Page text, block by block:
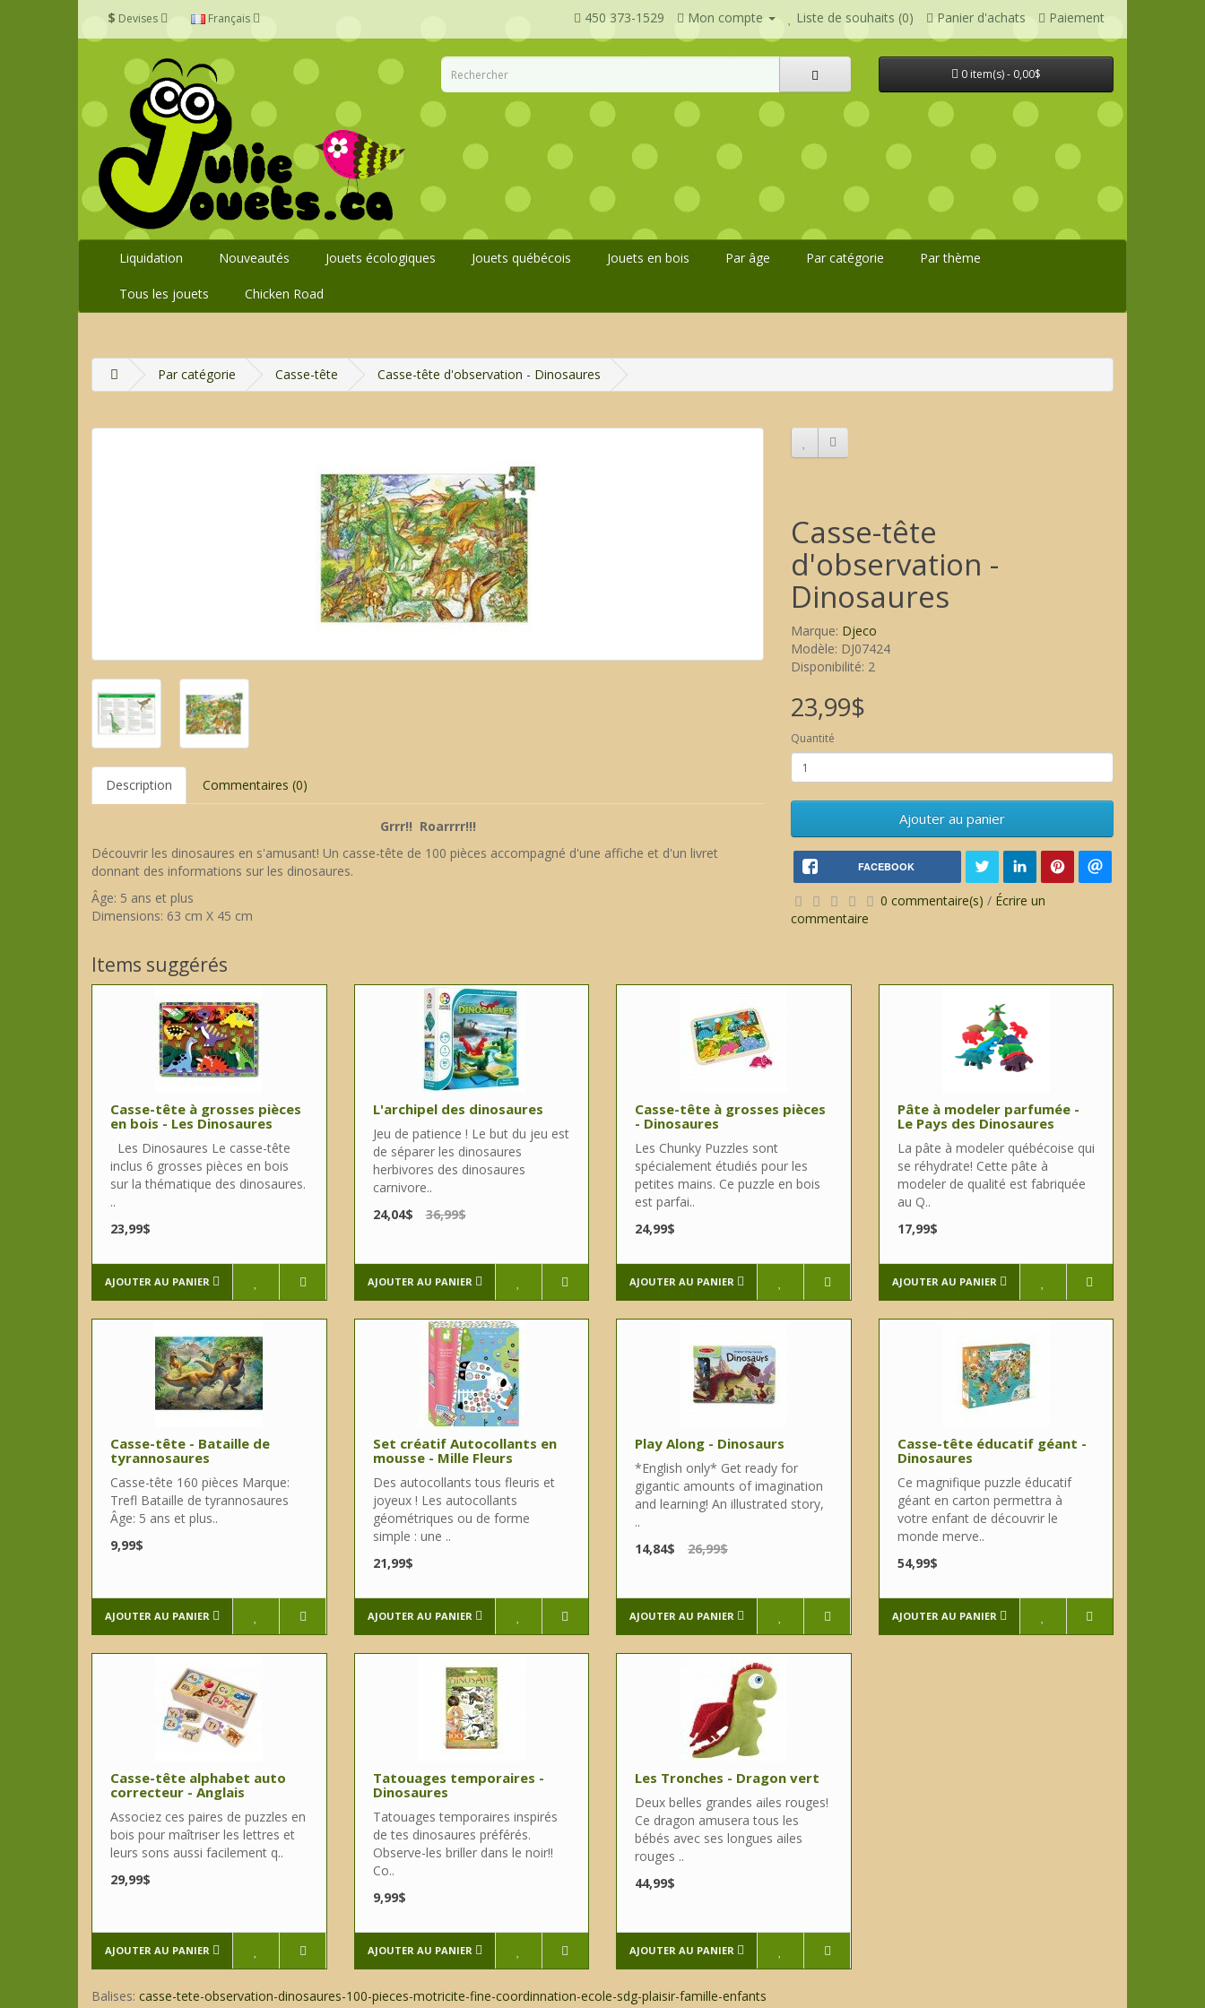
$ Devises Français 450 373-1529 Mon compte Liste de souhaits (0) Panier d'achats Paiement
0 item(s) - 0,00$
Liquidation Nouveautés Jouets écologiques Jouets québécois Jouets en bois Par âge Par catégorie Par thème
Tous les jouets Chicken Road
Par catégorie Casse-tête Casse-tête d'observation - Dinosaures
Description Commentaires (0)
Grrr!! Roarrrr!!!
Découvrir les dinosaures en s'amusant! Un casse-tête de 100 pièces accompagné d'une affiche et d'un livret
donnant des informations sur les dinosaures.
Âge: 5 ans et plus
Dimensions: 63 cm X 45 cm
Casse-tête
d'observation -
Dinosaures
Marque: Djeco
Modèle: DJ07424
Disponibilité: 2
23,99$
Quantité
Ajouter au panier
FACEBOOK
0 commentaire(s) / Écrire un
commentaire
Items suggérés
Casse-tête à grosses pièces
en bois - Les Dinosaures
Les Dinosaures Le casse-tête
inclus 6 grosses pièces en bois
sur la thématique des dinosaures.
..
23,99$
AJOUTER AU PANIER
L'archipel des dinosaures
Jeu de patience ! Le but du jeu est
de séparer les dinosaures
herbivores des dinosaures
carnivore..
24,04$
36,99$
AJOUTER AU PANIER
Casse-tête à grosses pièces
- Dinosaures
Les Chunky Puzzles sont
spécialement étudiés pour les
petites mains. Ce puzzle en bois
est parfai..
24,99$
AJOUTER AU PANIER
Pâte à modeler parfumée -
Le Pays des Dinosaures
La pâte à modeler québécoise qui
se réhydrate! Cette pâte à
modeler de qualité est fabriquée
au Q..
17,99$
AJOUTER AU PANIER
Casse-tête - Bataille de
tyrannosaures
Casse-tête 160 pièces Marque:
Trefl Bataille de tyrannosaures
Âge: 5 ans et plus..
9,99$
AJOUTER AU PANIER
Set créatif Autocollants en
mousse - Mille Fleurs
Des autocollants tous fleuris et
joyeux ! Les autocollants
géométriques ou de forme
simple : une ..
21,99$
AJOUTER AU PANIER
Play Along - Dinosaurs
*English only* Get ready for
gigantic amounts of imagination
and learning! An illustrated story,
..
14,84$
26,99$
AJOUTER AU PANIER
Casse-tête éducatif géant -
Dinosaures
Ce magnifique puzzle éducatif
géant en carton permettra à
votre enfant de découvrir le
monde merve..
54,99$
AJOUTER AU PANIER
Casse-tête alphabet auto
correcteur - Anglais
Associez ces paires de puzzles en
bois pour maîtriser les lettres et
leurs sons aussi facilement q..
29,99$
AJOUTER AU PANIER
Tatouages temporaires -
Dinosaures
Tatouages temporaires inspirés
de tes dinosaures préférés.
Observe-les briller dans le noir!!
Co..
9,99$
AJOUTER AU PANIER
Les Tronches - Dragon vert
Deux belles grandes ailes rouges!
Ce dragon amusera tous les
bébés avec ses longues ailes
rouges ..
44,99$
AJOUTER AU PANIER
Balises: casse-tete-observation-dinosaures-100-pieces-motricite-fine-coordinnation-ecole-sdg-plaisir-famille-enfants